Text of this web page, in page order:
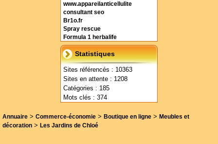
www.appareilanticellulite
consultant seo
Br1o.fr
Spray rescue
Formula 1 herbalife
Statistiques
Sites référencés : 10363
Sites en attente : 1208
Catégories : 185
Mots clés : 374
Annuaire > Commerce-économie > Boutique en ligne > Meubles et
décoration > Les Jardins de Chloé